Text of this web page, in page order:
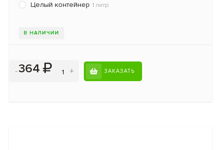
Целый контейнер 1 литр
В НАЛИЧИИ
-364 + ЗАКАЗАТЬ